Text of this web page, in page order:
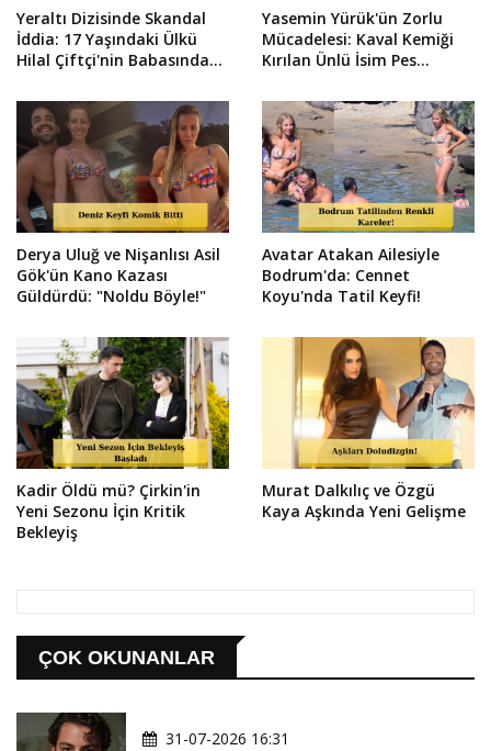
Yeraltı Dizisinde Skandal
İddia: 17 Yaşındaki Ülkü
Hilal Çiftçi'nin Babasından
Yasemin Yürük'ün Zorlu
Mücadelesi: Kaval Kemiği
Kırılan Ünlü İsim Pes
Derya Uluğ ve Nişanlısı Asil
Gök'ün Kano Kazası
Güldürdü: "Noldu Böyle!"
Avatar Atakan Ailesiyle
Bodrum'da: Cennet
Koyu'nda Tatil Keyfi!
Kadir Öldü mü? Çirkin'in
Yeni Sezonu İçin Kritik
Bekleyiş
Murat Dalkılıç ve Özgü
Kaya Aşkında Yeni Gelişme
ÇOK OKUNANLAR
31-07-2026 16:31